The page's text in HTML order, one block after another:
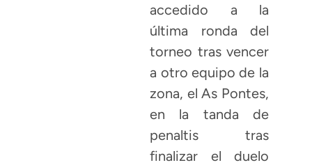
accedido a la
última ronda del
torneo tras vencer
a otro equipo de la
zona, el As Pontes,
en la tanda de
penaltis tras
finalizar el duelo